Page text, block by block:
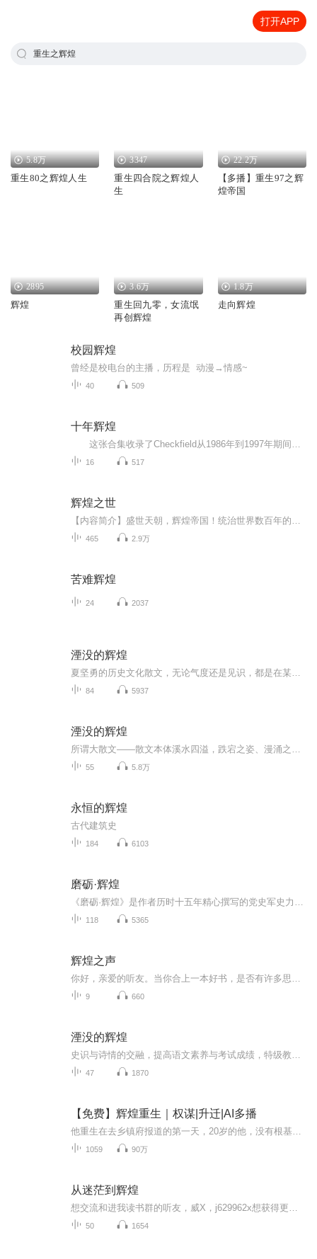
打开APP
重生之辉煌
5.8万
重生80之辉煌人生
3347
重生四合院之辉煌人
生
22.2万
【多播】重生97之辉
煌帝国
2895
辉煌
3.6万
重生回九零，女流氓
再创辉煌
1.8万
走向辉煌
校园辉煌
曾经是校电台的主播，历程是 动漫→情感~
40 509
十年辉煌
16 517
辉煌之世
465 2.9万
苦难辉煌
24 2037
湮没的辉煌
84 5937
湮没的辉煌
55 5.8万
永恒的辉煌
古代建筑史
184 6103
磨砺·辉煌
118 5365
辉煌之声
9 660
湮没的辉煌
47 1870
【免费】辉煌重生｜权谋|升迁|AI多播
1059 90万
从迷茫到辉煌
50 1654